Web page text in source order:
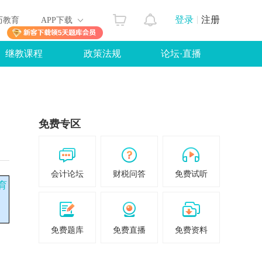
登录 注册
教育 APP下载
继教课程 政策法规 论坛·直播
免费专区
会计论坛 财税问答 免费试听
免费题库 免费直播 免费资料